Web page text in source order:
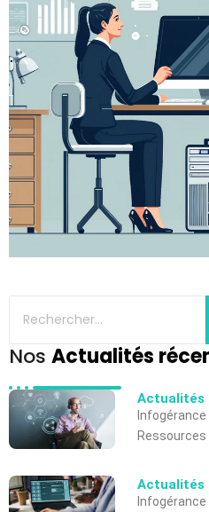
Nos Actualités
Actualités
Actualités